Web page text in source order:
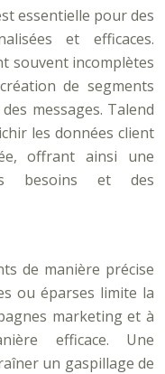
essentielle pour des
et efficaces.
souvent incomplètes
de segments
messages. Talend
les données client
offrant ainsi une
besoins et des
de manière précise
ou éparses limite la
marketing et à
efficace. Une
un gaspillage de